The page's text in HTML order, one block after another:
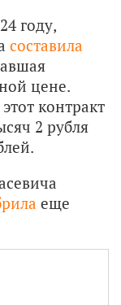
году,
составила
цене.
контракт
2 рубля
еще